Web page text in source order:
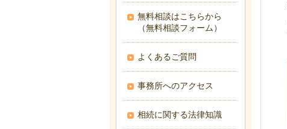
無料相談はこちらから
（無料相談フォーム）
よくあるご質問
事務所へのアクセス
相続に関する法律知識